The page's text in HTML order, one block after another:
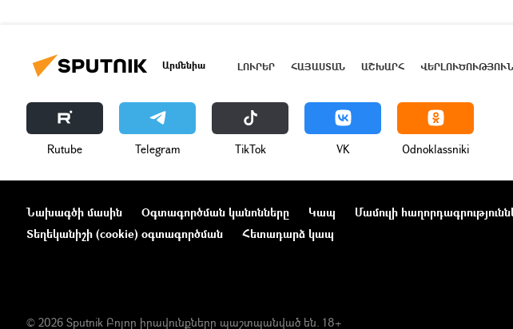
Արմենիա ԼՈՒՐԵՐ ՀԱՅԱՍՏԱՆ ԱՇԽԱՐՀ ՎԵՐԼՈՒԾՈՒԹՅՈՒՆ
Rutube Telegram ТikТоk VK Odnoklassniki
Նախագծի մասին Օգտագործման կանոնները Կապ Մամուլի
Տեղեկանիշի (cookie) օգտագործման
Հետադարձ կապ
© 2026 Sputnik Բոլոր իրավունքները պաշտպանված են. 18+